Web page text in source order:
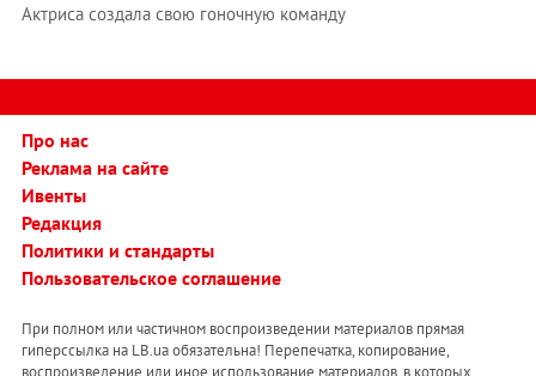
Актриса создала свою гоночную команду
Про нас
Реклама на сайте
Ивенты
Редакция
Политики и стандарты
Пользовательское соглашение
При полном или частичном воспроизведении материалов прямая
гиперссылка на LB.ua обязательна! Перепечатка, копирование,